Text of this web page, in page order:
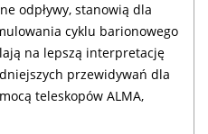
odpływy, stanowią dla
cyklu barionowego
na lepszą interpretację
przewidywań dla
teleskopów ALMA,